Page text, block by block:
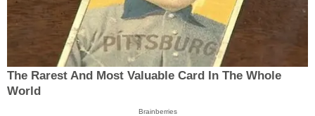
The Rarest And Most Valuable Card In The Whole
World
Brainberries